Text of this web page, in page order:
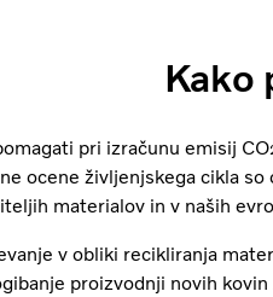
Kako
pri izračunu emisij CO
ocene življenjskega cikla
materialov in v naših
v obliki recikliranja
proizvodnji novih